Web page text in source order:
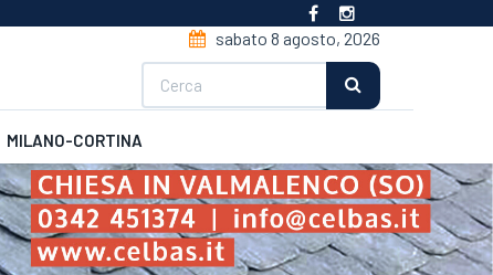
sabato 8 agosto, 2026
CSI Futsal
MILANO-CORTINA